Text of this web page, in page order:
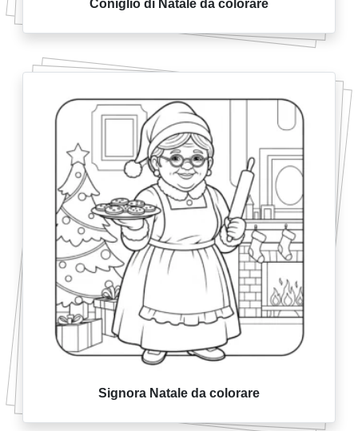
Coniglio di Natale da colorare
Signora Natale da colorare